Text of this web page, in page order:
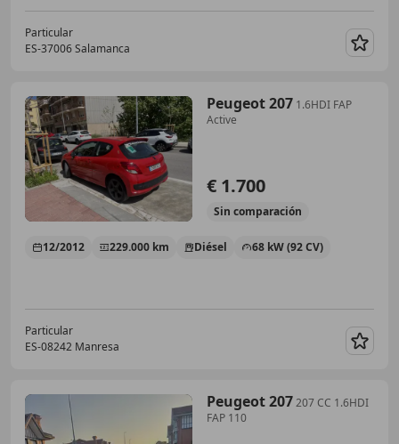
Particular
ES-37006 Salamanca
Peugeot 207 1.6HDI FAP
Active
€ 1.700
Sin comparación
12/2012 229.000 km Diésel 68 kW (92 CV)
Particular
ES-08242 Manresa
Peugeot 207207 CC 1.6HDI
FAP 110